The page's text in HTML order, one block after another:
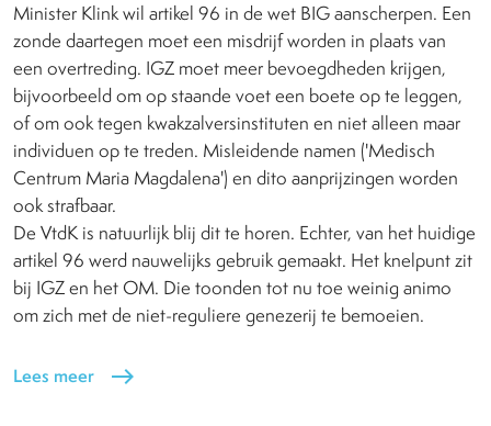
Minister Klink wil artikel 96 in de wet BIG aanscherpen. Een
zonde daartegen moet een misdrijf worden in plaats van
een overtreding. IGZ moet meer bevoegdheden krijgen,
bijvoorbeeld om op staande voet een boete op te leggen,
of om ook tegen kwakzalversinstituten en niet alleen maar
individuen op te treden. Misleidende namen ('Medisch
Centrum Maria Magdalena') en dito aanprijzingen worden
ook strafbaar.
De VtdK is natuurlijk blij dit te horen. Echter, van het huidige
artikel 96 werd nauwelijks gebruik gemaakt. Het knelpunt zit
bij IGZ en het OM. Die toonden tot nu toe weinig animo
om zich met de niet-reguliere genezerij te bemoeien.
Lees meer east